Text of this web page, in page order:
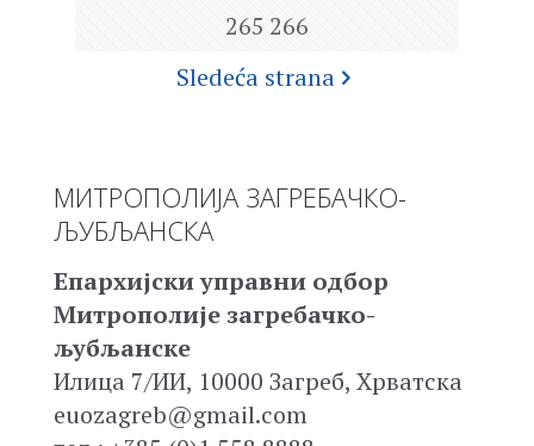
265 266
Sledeća strana
МИТРОПОЛИЈА ЗАГРЕБАЧКО-
ЉУБЉАНСКА
Епархијски управни одбор
Митрополије загребачко-
љубљанске
Илица 7/ИИ, 10000 Загреб, Хрватска
euozagreb@gmail.com